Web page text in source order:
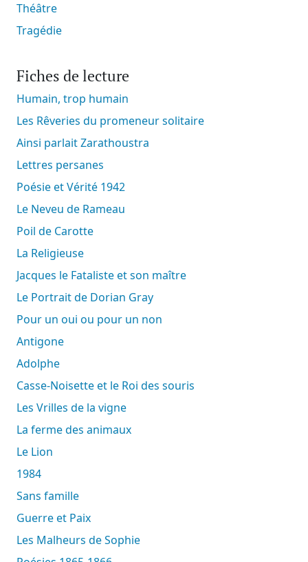
Théâtre
Tragédie
Fiches de lecture
Humain, trop humain
Les Rêveries du promeneur solitaire
Ainsi parlait Zarathoustra
Lettres persanes
Poésie et Vérité 1942
Le Neveu de Rameau
Poil de Carotte
La Religieuse
Jacques le Fataliste et son maître
Le Portrait de Dorian Gray
Pour un oui ou pour un non
Antigone
Adolphe
Casse-Noisette et le Roi des souris
Les Vrilles de la vigne
La ferme des animaux
Le Lion
1984
Sans famille
Guerre et Paix
Les Malheurs de Sophie